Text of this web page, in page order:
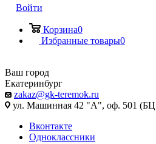
Войти
Корзина0
Избранные товары0
Ваш город
Екатеринбург
zakaz@gk-teremok.ru
ул. Машинная 42 "А", оф. 501
Вконтакте
Одноклассники